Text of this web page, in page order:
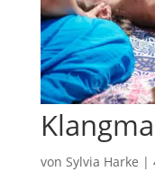
von Sylvia Harke |